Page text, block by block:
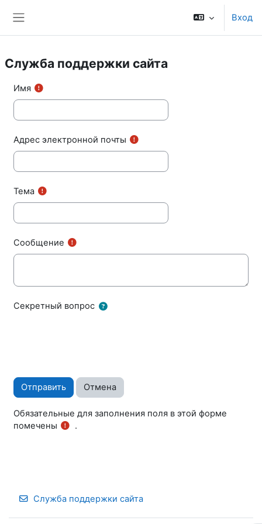
Вход
Служба поддержки сайта
Имя
Адрес электронной почты
Тема
Сообщение
Секретный вопрос
Обязательные для заполнения поля в этой форме
помечены
.
Служба поддержки сайта